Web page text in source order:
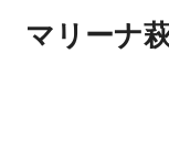
マリーナ